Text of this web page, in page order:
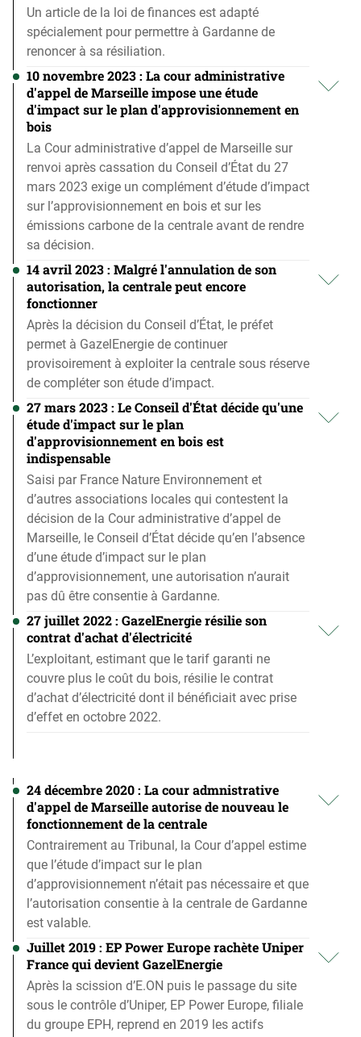
Un article de la loi de finances est adapté
spécialement pour permettre à Gardanne de
renoncer à sa résiliation.
10 novembre 2023 : La cour administrative
d'appel de Marseille impose une étude
d'impact sur le plan d'approvisionnement en
bois
La Cour administrative d’appel de Marseille sur
renvoi après cassation du Conseil d’État du 27
mars 2023 exige un complément d’étude d’impact
sur l’approvisionnement en bois et sur les
émissions carbone de la centrale avant de rendre
sa décision.
14 avril 2023 : Malgré l'annulation de son
autorisation, la centrale peut encore
fonctionner
Après la décision du Conseil d’État, le préfet
permet à GazelEnergie de continuer
provisoirement à exploiter la centrale sous réserve
de compléter son étude d’impact.
27 mars 2023 : Le Conseil d'État décide qu'une
étude d'impact sur le plan
d'approvisionnement en bois est
indispensable
Saisi par France Nature Environnement et
d’autres associations locales qui contestent la
décision de la Cour administrative d’appel de
Marseille, le Conseil d’État décide qu’en l’absence
d’une étude d’impact sur le plan
d’approvisionnement, une autorisation n’aurait
pas dû être consentie à Gardanne.
27 juillet 2022 : GazelEnergie résilie son
contrat d'achat d'électricité
L’exploitant, estimant que le tarif garanti ne
couvre plus le coût du bois, résilie le contrat
d’achat d’électricité dont il bénéficiait avec prise
d’effet en octobre 2022.
24 décembre 2020 : La cour admnistrative
d'appel de Marseille autorise de nouveau le
fonctionnement de la centrale
Contrairement au Tribunal, la Cour d’appel estime
que l’étude d’impact sur le plan
d’approvisionnement n’était pas nécessaire et que
l’autorisation consentie à la centrale de Gardanne
est valable.
Juillet 2019 : EP Power Europe rachète Uniper
France qui devient GazelEnergie
Après la scission d’E.ON puis le passage du site
sous le contrôle d’Uniper, EP Power Europe, filiale
du groupe EPH, reprend en 2019 les actifs